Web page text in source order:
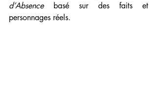
d’Absence basé sur des faits et
personnages réels.